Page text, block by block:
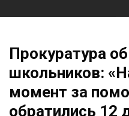
Прокуратура
школьников:
момент за
обратились 12